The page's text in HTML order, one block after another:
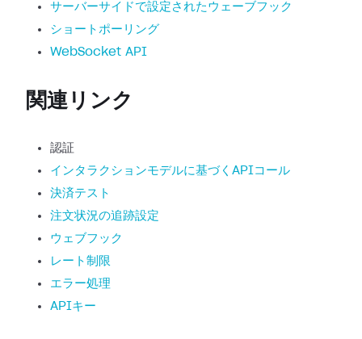
サーバーサイドで設定されたウェーブフック
ショートポーリング
WebSocket API
関連リンク
認証
インタラクションモデルに基づくAPIコール
決済テスト
注文状況の追跡設定
ウェブフック
レート制限
エラー処理
APIキー